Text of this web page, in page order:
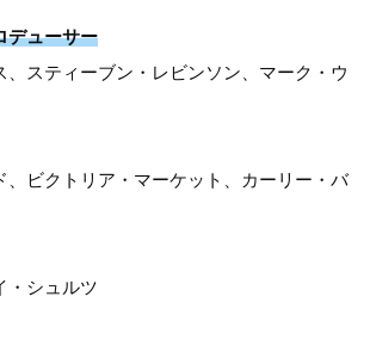
デューサー
、スティーブン・レビンソン、マーク・ウ
、ビクトリア・マーケット、カーリー・バ
・シュルツ